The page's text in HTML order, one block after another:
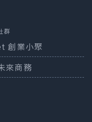
群
創業小聚
來商務